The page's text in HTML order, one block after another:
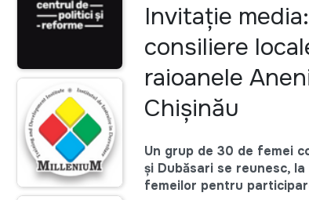
Invitație
consiliere
raioanele
Chișinău
Un grup de 30 de femei
și Dubăsari se reunesc,
femeilor pentru